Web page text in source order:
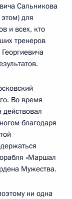
Сальникова
для
и всех, кто
тренеров
Во время
благодаря
«Маршал
Мужества.
ни одна